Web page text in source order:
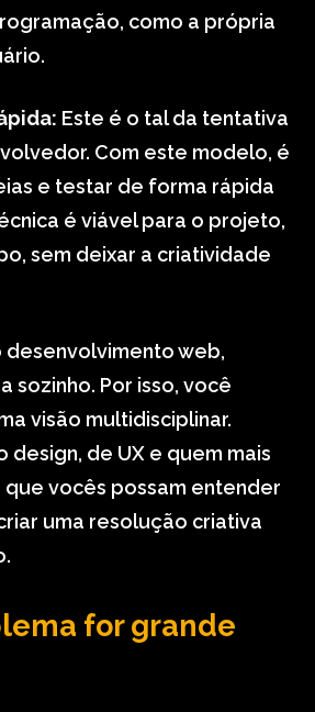
como a própria
Este é o tal da tentativa
Com este modelo, é
e testar de forma rápida
é viável para o projeto,
sem deixar a criatividade
desenvolvimento web,
sozinho. Por isso, você
visão multidisciplinar.
design, de UX e quem mais
vocês possam entender
uma resolução criativa
for grande